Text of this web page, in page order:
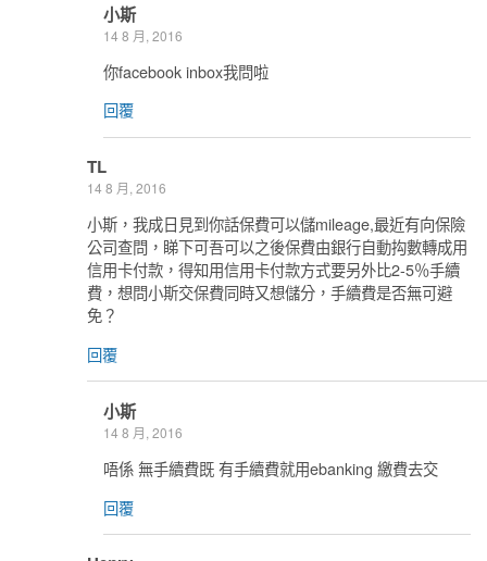
小斯
14 8 月, 2016
你facebook inbox我問啦
回覆
TL
14 8 月, 2016
小斯，我成日見到你話保費可以儲mileage,最近有向保險
公司查問，睇下可吾可以之後保費由銀行自動抅數轉成用
信用卡付款，得知用信用卡付款方式要另外比2-5％手續
費，想問小斯交保費同時又想儲分，手續費是否無可避
免？
回覆
小斯
14 8 月, 2016
唔係 無手續費既 有手續費就用ebanking 繳費去交
回覆